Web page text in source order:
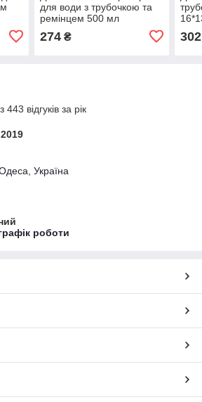
для води з трубочкою та
ремінцем 500 мл
274₴ 302
відгуків за рік
Україна
роботи